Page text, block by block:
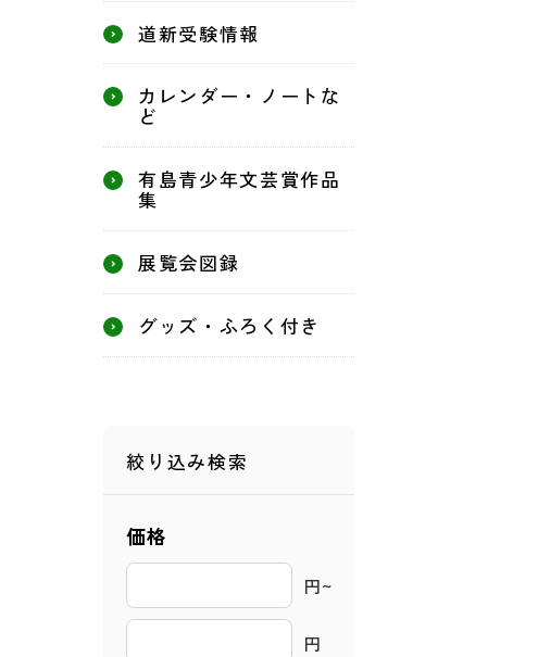
道新受験情報
カレンダー・ノートな
ど
有島青少年文芸賞作品
集
展覧会図録
グッズ・ふろく付き
絞り込み検索
価格
円~
円